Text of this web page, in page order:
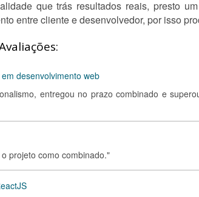
que trás resultados reais, presto
entre cliente e desenvolvedor, por isso
desenvolvimento web
entregou no prazo combinado e
projeto como combinado."